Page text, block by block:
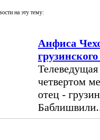
на эту тему:
Анфиса
четвертом
отец -